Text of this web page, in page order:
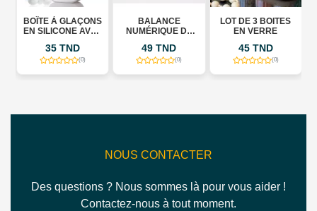
BALANCE
NUMÉRIQUE DE
49 TND
LOT DE 3 BOITES
EN VERRE
45 TND
ASSIETTE VINTAGE
20 TND
NOUS CONTACTER
Des questions ? Nous sommes là pour vous aider !
Contactez-nous à tout moment.